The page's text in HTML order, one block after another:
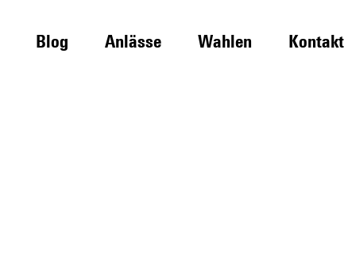
Blog Anlässe Wahlen Kontakt